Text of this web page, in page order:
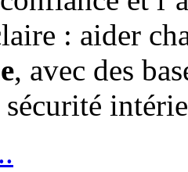
: aider
, avec des